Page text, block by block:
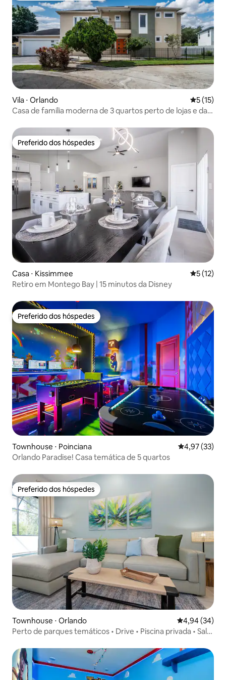
Vila ⋅ Orlando 5 de uma
5 (15)
Casa de família moderna de 3 quartos perto de lojas e da
Preferido dos hóspedes
Preferido dos hóspedes
Casa ⋅ Kissimmee 5 de uma
5 (12)
Retiro em Montego Bay | 15 minutos da Disney
Preferido dos hóspedes
Preferido dos hóspedes
Townhouse ⋅ Poinciana 4,97 de uma
4,97 (33)
Orlando Paradise! Casa temática de 5 quartos
Preferido dos hóspedes
Preferido dos hóspedes
Townhouse ⋅ Orlando 4,94 de uma
4,94 (34)
Perto de parques temáticos • Drive • Piscina privada • Sala